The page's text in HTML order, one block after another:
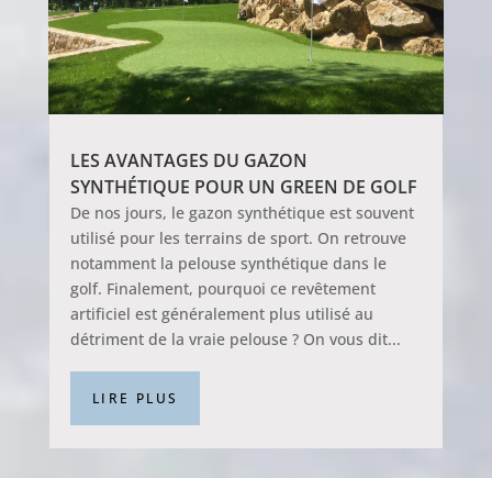
LES AVANTAGES DU GAZON
SYNTHÉTIQUE POUR UN GREEN DE GOLF
De nos jours, le gazon synthétique est souvent
utilisé pour les terrains de sport. On retrouve
notamment la pelouse synthétique dans le
golf. Finalement, pourquoi ce revêtement
artificiel est généralement plus utilisé au
détriment de la vraie pelouse ? On vous dit...
LIRE PLUS